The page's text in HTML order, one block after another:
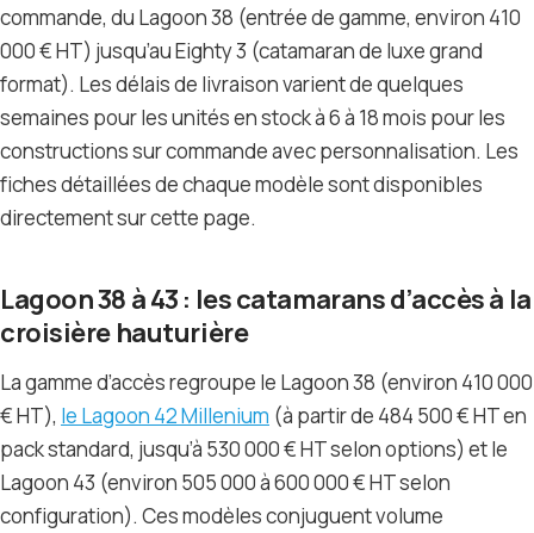
commande, du Lagoon 38 (entrée de gamme, environ 410
000 € HT) jusqu’au Eighty 3 (catamaran de luxe grand
format). Les délais de livraison varient de quelques
semaines pour les unités en stock à 6 à 18 mois pour les
constructions sur commande avec personnalisation. Les
fiches détaillées de chaque modèle sont disponibles
directement sur cette page.
Lagoon 38 à 43 : les catamarans d’accès à la
croisière hauturière
La gamme d’accès regroupe le Lagoon 38 (environ 410 000
€ HT), le Lagoon 42 Millenium (à partir de 484 500 € HT en
pack standard, jusqu’à 530 000 € HT selon options) et le
Lagoon 43 (environ 505 000 à 600 000 € HT selon
configuration). Ces modèles conjuguent volume